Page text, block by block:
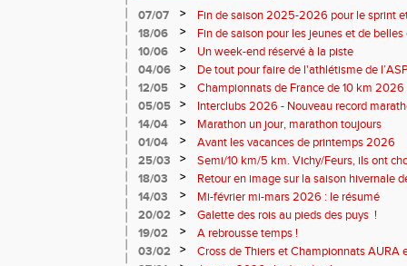
07/07 >
Fin de saison 2025-2026 pour le sprint
18/06
>
Fin de saison pour les jeunes et de
10/06
>
Un week-end réservé à la piste
04/06
>
De tout pour faire de l'athlétisme de
monde souriant
12/05 >
Championnats de France de 10 km
Soirées piste
05/05 >
Interclubs 2026 - Nouveau record
résultats
14/04 >
Marathon un jour, marathon toujours
01/04
>
Avant les vacances de printemps 2026
25/03
>
Semi/10 km/5 km. Vichy/Feurs, ils ont
18/03
>
Retour en image sur la saison hivernale
14/03
>
Mi-février mi-mars 2026 : le résumé
20/02
>
Galette des rois au pieds des puys !
19/02
>
A rebrousse temps !
03/02
>
Cross de Thiers et Championnats AURA